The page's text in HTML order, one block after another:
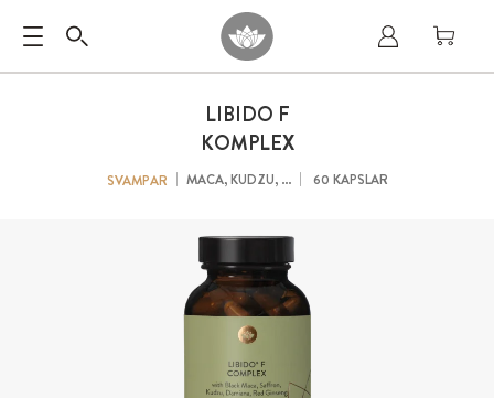
LIBIDO F
KOMPLEX
SVAMPAR MACA, KUDZU, ... 60 KAPSLAR